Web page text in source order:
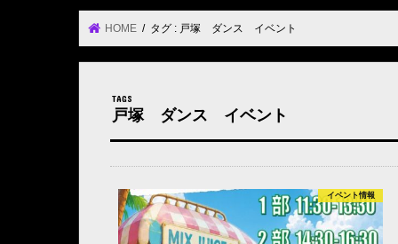
HOME タグ : 戸塚 ダンス イベント
戸塚 ダンス イベント
イベント情報